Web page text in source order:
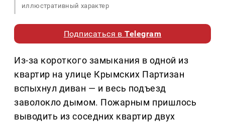
иллюстративный характер
Подписаться вTelegram
Из-за короткого замыкания в одной из
квартир на улице Крымских Партизан
вспыхнул диван — и весь подъезд
заволокло дымом. Пожарным пришлось
выводить из соседних квартир двух